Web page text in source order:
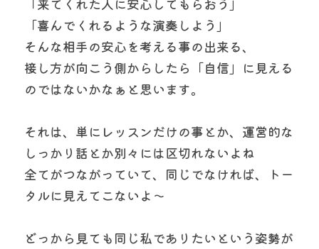
「喜んでくれるような演奏しよう」
そんな相手の安心を考える事の出来る、
接し方が向こう側からしたら「自信」に見える
のではないかなぁと思います。
それは、単にレッスンだけの事とか、運営的な
しっかり話とか別々には区切れないよね
全てがつながっていて、同じでなければ、トー
タルに見えてこないよ～
どっから見ても同じ私でありたいという姿勢が